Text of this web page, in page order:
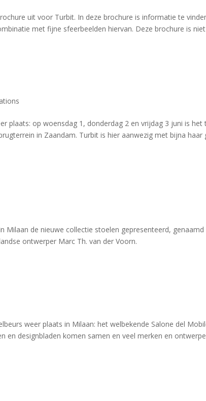
uit voor Turbit. In deze brochure is informatie te
met fijne sfeerbeelden hiervan. Deze brochure is
plaats: op woensdag 1, donderdag 2 en vrijdag 3 juni is het
in Zaandam. Turbit is hier aanwezig met bijna haar
Milaan de nieuwe collectie stoelen gepresenteerd, genaamd
ontwerper Marc Th. van der Voorn.
weer plaats in Milaan: het welbekende Salone del
en designbladen komen samen en veel merken en